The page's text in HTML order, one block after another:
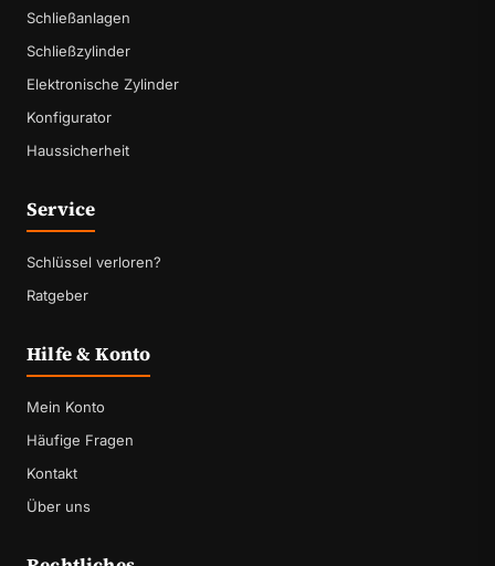
Schließanlagen
Schließzylinder
Elektronische Zylinder
Konfigurator
Haussicherheit
Service
Schlüssel verloren?
Ratgeber
Hilfe & Konto
Mein Konto
Häufige Fragen
Kontakt
Über uns